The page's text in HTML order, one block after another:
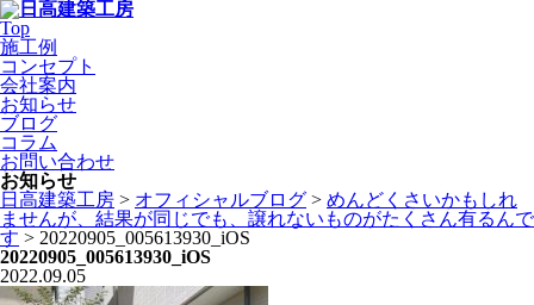
Top
施工例
コンセプト
会社案内
お知らせ
ブログ
コラム
お問い合わせ
お知らせ
日高建築工房 > オフィシャルブログ > めんどくさいかもしれ
ませんが、結果が同じでも、譲れないものがたくさん有るんで
す > 20220905_005613930_iOS
20220905_005613930_iOS
2022.09.05